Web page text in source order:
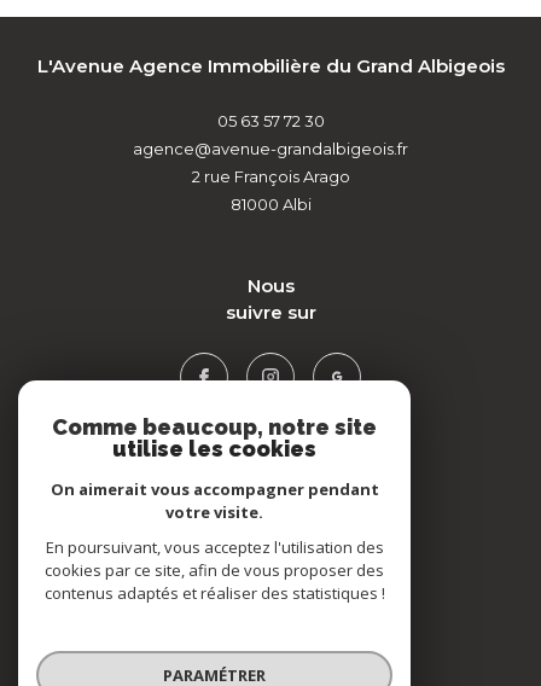
L'Avenue Agence Immobilière du Grand Albigeois
05 63 57 72 30
agence@avenue-grandalbigeois.fr
2 rue François Arago
81000
Albi
nous
suivre sur
ADHÉRENTS
Comme beaucoup, notre site
utilise les cookies
On aimerait vous accompagner pendant
votre visite.
En poursuivant, vous acceptez l'utilisation des
cookies par ce site, afin de vous proposer des
contenus adaptés et réaliser des statistiques !
PARAMÉTRER